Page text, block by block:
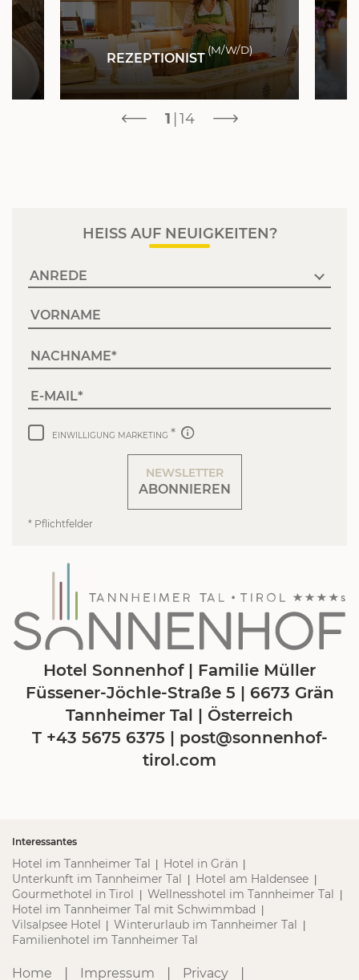
REZEPTIONIST
(M/W/D)
1 14
Hotel Sonnenhof | Familie Müller
Füssener-Jöchle-Straße 5 | 6673 Grän
Tannheimer Tal | Österreich
T +43 5675 6375 | post@sonnenhof-
tirol.com
HEISS AUF NEUIGKEITEN?
VORNAME
NACHNAME
E-MAIL
EINWILLIGUNG MARKETING
* Pflichtfelder
NEWSLETTER
ABONNIEREN
Interessantes
Hotel im Tannheimer Tal | Hotel in Grän |
Unterkunft im Tannheimer Tal | Hotel am Haldensee |
Gourmethotel in Tirol | Wellnesshotel im Tannheimer Tal |
Hotel im Tannheimer Tal mit Schwimmbad |
Vilsalpsee Hotel | Winterurlaub im Tannheimer Tal |
Familienhotel im Tannheimer Tal
Home | Impressum | Privacy |